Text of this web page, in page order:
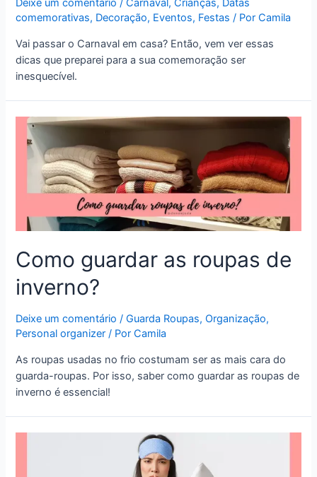
Deixe um comentário /Carnaval,Crianças, Datas
comemorativas, Decoração, Eventos, Festas / PorCamila
Vai passar o Carnaval em casa? Então, vem ver essas
dicas que preparei para a sua comemoração ser
inesquecível.
Como guardar as roupas de
inverno?
Deixe um comentário /Guarda Roupas,Organização,
Personal organizer / PorCamila
As roupas usadas no frio costumam ser as mais cara do
guarda-roupas. Por isso, saber como guardar as roupas de
inverno é essencial!